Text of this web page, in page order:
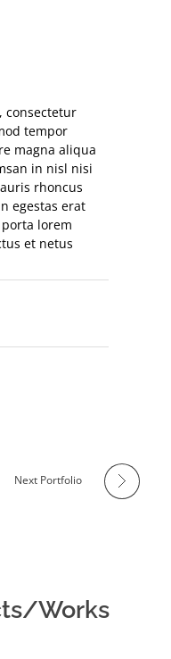
consectetur
tempor
magna aliqua
in nisl nisi
rhoncus
egestas erat
lorem
et netus
Next Portfolio
Works